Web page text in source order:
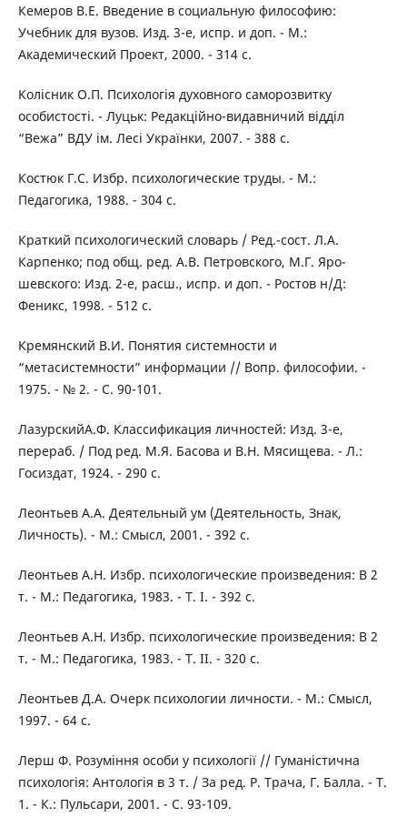
Кемеров В.Е. Введение в социальную философию:
Учебник для вузов. Изд. 3-е, испр. и доп. - М.:
Академический Проект, 2000. - 314 с.
Колісник О.П. Психологія духовного саморозвитку
особистості. - Луцьк: Редакційно-видавничий відділ
“Вежа” ВДУ ім. Лесі Українки, 2007. - 388 с.
Костюк Г.С. Избр. психологические труды. - М.:
Педагогика, 1988. - 304 с.
Краткий психологический словарь / Ред.-сост. Л.А.
Карпенко; под общ. ред. А.В. Петровского, М.Г. Яро-
шевского: Изд. 2-е, расш., испр. и доп. - Ростов н/Д:
Феникс, 1998. - 512 с.
Кремянский В.И. Понятия системности и
“метасистемности” информации // Вопр. философии. -
1975. - № 2. - С. 90-101.
ЛазурскийА.Ф. Классификация личностей: Изд. 3-е,
перераб. / Под ред. М.Я. Басова и В.Н. Мясищева. - Л.:
Госиздат, 1924. - 290 с.
Леонтьев А.А. Деятельный ум (Деятельность, Знак,
Личность). - М.: Смысл, 2001. - 392 с.
Леонтьев А.Н. Избр. психологические произведения: В 2
т. - М.: Педагогика, 1983. - Т. І. - 392 с.
Леонтьев А.Н. Избр. психологические произведения: В 2
т. - М.: Педагогика, 1983. - Т. ІІ. - 320 с.
Леонтьев Д.А. Очерк психологии личности. - М.: Смысл,
1997. - 64 с.
Лерш Ф. Розуміння особи у психології // Гуманістична
психологія: Антологія в 3 т. / За ред. Р. Трача, Г. Балла. - Т.
1. - К.: Пульсари, 2001. - С. 93-109.